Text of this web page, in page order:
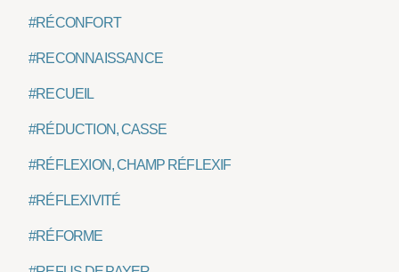
#RÉCONFORT
#RECONNAISSANCE
#RECUEIL
#RÉDUCTION, CASSE
#RÉFLEXION, CHAMP RÉFLEXIF
#RÉFLEXIVITÉ
#RÉFORME